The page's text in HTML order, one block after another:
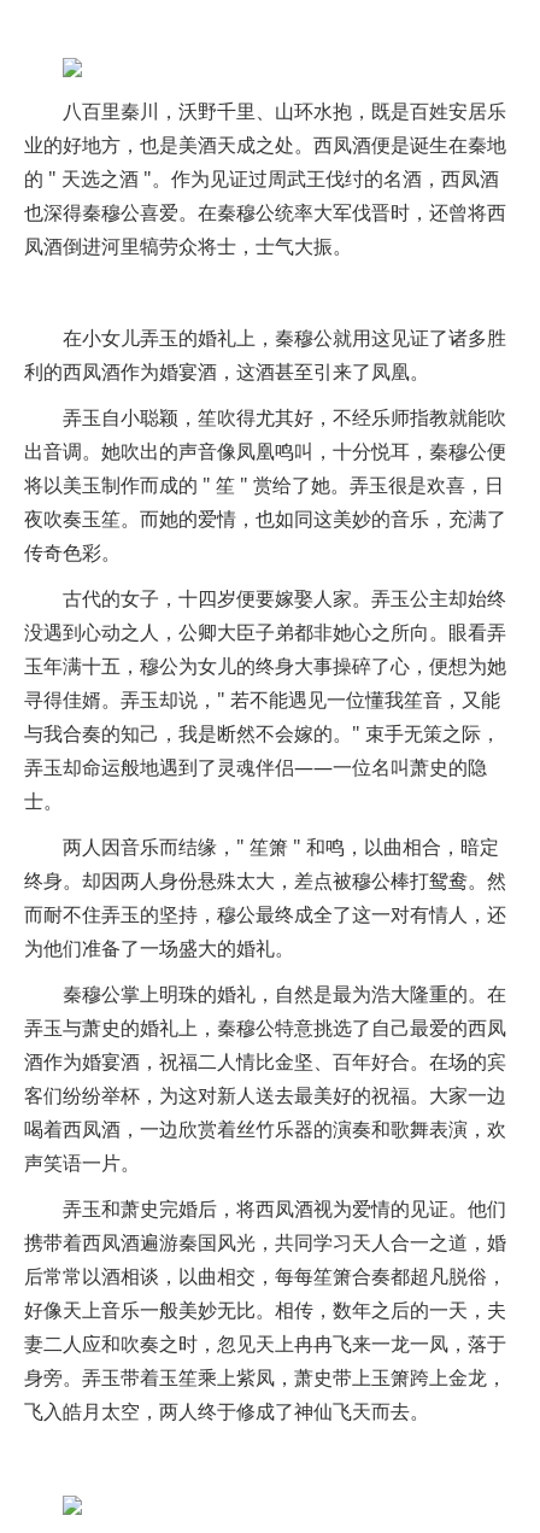
八百里秦川，沃野千里、山环水抱，既是百姓安居乐
业的好地方，也是美酒天成之处。西凤酒便是诞生在秦地
的 " 天选之酒 "。作为见证过周武王伐纣的名酒，西凤酒
也深得秦穆公喜爱。在秦穆公统率大军伐晋时，还曾将西
凤酒倒进河里犒劳众将士，士气大振。
在小女儿弄玉的婚礼上，秦穆公就用这见证了诸多胜
利的西凤酒作为婚宴酒，这酒甚至引来了凤凰。
弄玉自小聪颖，笙吹得尤其好，不经乐师指教就能吹
出音调。她吹出的声音像凤凰鸣叫，十分悦耳，秦穆公便
将以美玉制作而成的 " 笙 " 赏给了她。弄玉很是欢喜，日
夜吹奏玉笙。而她的爱情，也如同这美妙的音乐，充满了
传奇色彩。
古代的女子，十四岁便要嫁娶人家。弄玉公主却始终
没遇到心动之人，公卿大臣子弟都非她心之所向。眼看弄
玉年满十五，穆公为女儿的终身大事操碎了心，便想为她
寻得佳婿。弄玉却说，" 若不能遇见一位懂我笙音，又能
与我合奏的知己，我是断然不会嫁的。" 束手无策之际，
弄玉却命运般地遇到了灵魂伴侣——一位名叫萧史的隐
士。
两人因音乐而结缘，" 笙箫 " 和鸣，以曲相合，暗定
终身。却因两人身份悬殊太大，差点被穆公棒打鸳鸯。然
而耐不住弄玉的坚持，穆公最终成全了这一对有情人，还
为他们准备了一场盛大的婚礼。
秦穆公掌上明珠的婚礼，自然是最为浩大隆重的。在
弄玉与萧史的婚礼上，秦穆公特意挑选了自己最爱的西凤
酒作为婚宴酒，祝福二人情比金坚、百年好合。在场的宾
客们纷纷举杯，为这对新人送去最美好的祝福。大家一边
喝着西凤酒，一边欣赏着丝竹乐器的演奏和歌舞表演，欢
声笑语一片。
弄玉和萧史完婚后，将西凤酒视为爱情的见证。他们
携带着西凤酒遍游秦国风光，共同学习天人合一之道，婚
后常常以酒相谈，以曲相交，每每笙箫合奏都超凡脱俗，
好像天上音乐一般美妙无比。相传，数年之后的一天，夫
妻二人应和吹奏之时，忽见天上冉冉飞来一龙一凤，落于
身旁。弄玉带着玉笙乘上紫凤，萧史带上玉箫跨上金龙，
飞入皓月太空，两人终于修成了神仙飞天而去。